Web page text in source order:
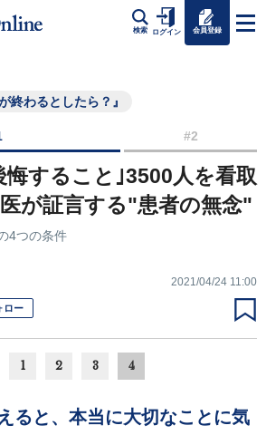
検索 ログイン 会員登録
終わるとしたら？』
#2
悔すること｣3500人を看取
が証言する"患者の無念"
4つの条件
2021/04/24 11:00
ロー
1 2 3 4
ると、本当に大切なことに気